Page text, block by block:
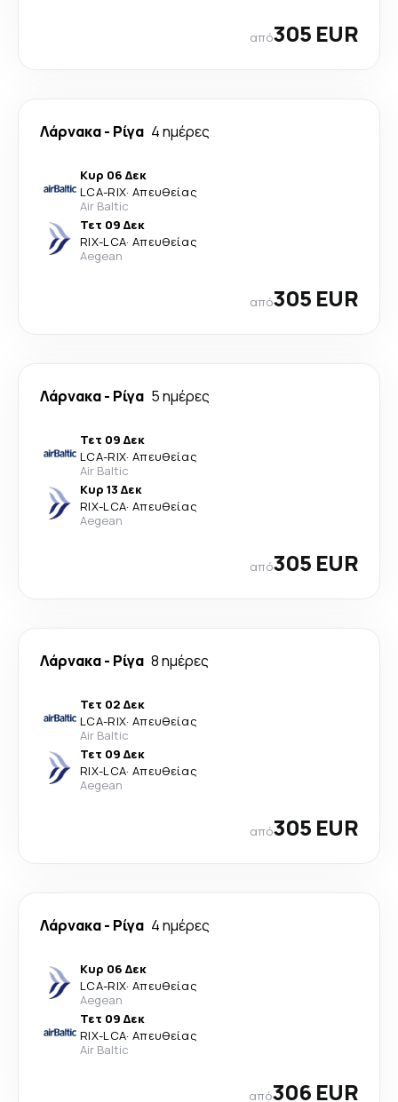
από305 EUR
Λάρνακα- Ρίγα 4 ημέρες
Κυρ 06 Δεκ
LCA-RIX· Απευθείας
Air Baltic
Τετ 09 Δεκ
RIX-LCA· Απευθείας
Aegean
από305 EUR
Λάρνακα- Ρίγα 5 ημέρες
Τετ 09 Δεκ
LCA-RIX· Απευθείας
Air Baltic
Κυρ 13 Δεκ
RIX-LCA· Απευθείας
Aegean
από305 EUR
Λάρνακα- Ρίγα 8 ημέρες
Τετ 02 Δεκ
LCA-RIX· Απευθείας
Air Baltic
Τετ 09 Δεκ
RIX-LCA· Απευθείας
Aegean
από305 EUR
Λάρνακα- Ρίγα 4 ημέρες
Κυρ 06 Δεκ
LCA-RIX· Απευθείας
Aegean
Τετ 09 Δεκ
RIX-LCA· Απευθείας
Air Baltic
από306 EUR